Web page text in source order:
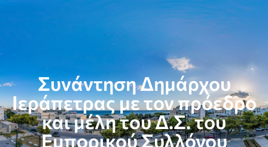
Συνάντηση Δημάρχου
Ιεράπετρας με τον πρόεδρο
και μέλη του Δ.Σ. του
Εμπορικού Συλλόγου